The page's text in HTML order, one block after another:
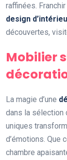
raffinées.
design
découvertes,
Mobilier
La magie d’une
dans la sélection
uniques
d’émotions. Que
chambre